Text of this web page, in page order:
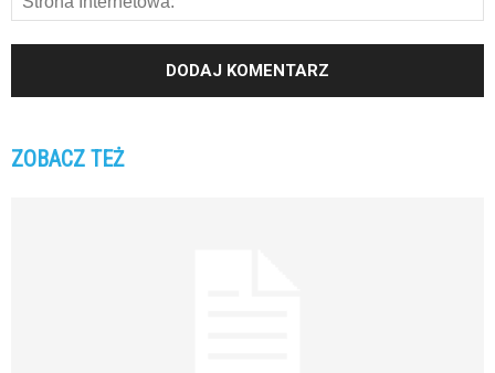
ZOBACZ TEŻ